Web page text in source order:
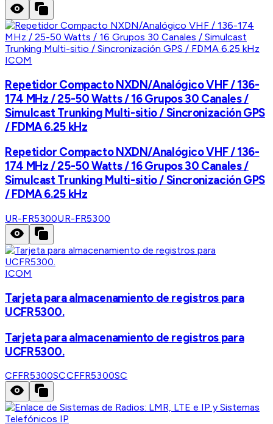
ICOM
Repetidor Compacto NXDN/Analógico VHF / 136-
174 MHz / 25-50 Watts / 16 Grupos 30 Canales /
Simulcast Trunking Multi-sitio / Sincronización GPS
/ FDMA 6.25 kHz
Repetidor Compacto NXDN/Analógico VHF / 136-
174 MHz / 25-50 Watts / 16 Grupos 30 Canales /
Simulcast Trunking Multi-sitio / Sincronización GPS
/ FDMA 6.25 kHz
UR-FR5300UR-FR5300
ICOM
Tarjeta para almacenamiento de registros para
UCFR5300.
Tarjeta para almacenamiento de registros para
UCFR5300.
CFFR5300SCCFFR5300SC